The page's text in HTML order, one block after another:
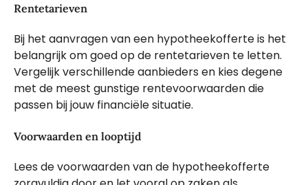
Rentetarieven
Bij het aanvragen van een hypotheekofferte is het
belangrijk om goed op de rentetarieven te letten.
Vergelijk verschillende aanbieders en kies degene
met de meest gunstige rentevoorwaarden die
passen bij jouw financiële situatie.
Voorwaarden en looptijd
Lees de voorwaarden van de hypotheekofferte